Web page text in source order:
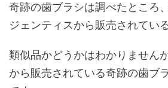
奇跡の歯ブラシは調べたところ
ジェンティスから販売されてい
類似品かどうかはわかりません
から販売されている奇跡の歯ブ